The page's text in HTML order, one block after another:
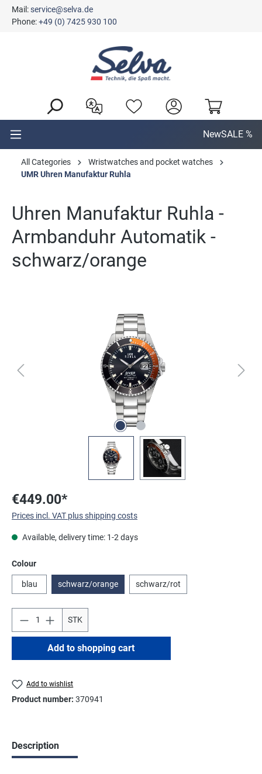
content
Mail:service@selva.de
Phone:+49 (0) 7425 930 100
NewSALE %
All Categories
Wristwatches and pocket watches
UMR Uhren Manufaktur Ruhla
Uhren Manufaktur Ruhla -
Armbanduhr Automatik -
schwarz/orange
€449.00*
Prices incl. VAT plus shipping costs
Available, delivery time: 1-2 days
Select
Colour
blau schwarz/orange schwarz/rot
STK
Add to shopping cart
Add to wishlist
Product number: 370941
Description